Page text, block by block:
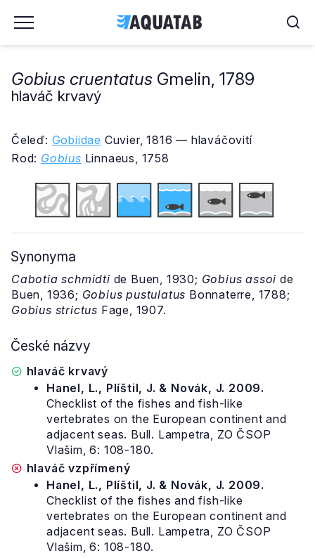
Gobius cruentatus Gmelin, 1789
hlaváč krvavý
Čeleď: Gobiidae Cuvier, 1816 — hlaváčovití
Rod: Gobius Linnaeus, 1758
Synonyma
Cabotia schmidti de Buen, 1930; Gobius assoi de
Buen, 1936; Gobius pustulatus Bonnaterre, 1788;
Gobius strictus Fage, 1907.
České názvy
hlaváč krvavý
Hanel, L., Plíštil, J. & Novák, J. 2009.
Checklist of the fishes and fish-like
vertebrates on the European continent and
adjacent seas. Bull. Lampetra, ZO ČSOP
Vlašim, 6: 108-180.
hlaváč vzpřímený
Hanel, L., Plíštil, J. & Novák, J. 2009.
Checklist of the fishes and fish-like
vertebrates on the European continent and
adjacent seas. Bull. Lampetra, ZO ČSOP
Vlašim, 6: 108-180.